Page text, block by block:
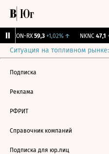
VEON-RX 59,3 +1,02%↑ NKNC 47,1
Ситуация на топливном
Подписка
Реклама
РФРИТ
Справочник компаний
Подписка для юр.лиц